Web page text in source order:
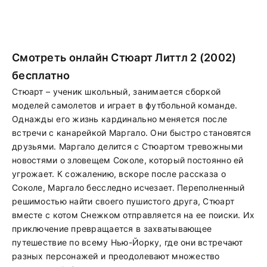
Смотреть онлайн Стюарт Литтл 2 (2002)
бесплатно
Стюарт – ученик школьный, занимается сборкой
моделей самолетов и играет в футбольной команде.
Однажды его жизнь кардинально меняется после
встречи с канарейкой Маргало. Они быстро становятся
друзьями. Маргало делится с Стюартом тревожными
новостями о зловещем Соколе, который постоянно ей
угрожает. К сожалению, вскоре после рассказа о
Соколе, Маргало бесследно исчезает. Переполненный
решимостью найти своего пушистого друга, Стюарт
вместе с котом Снежком отправляется на ее поиски. Их
приключение превращается в захватывающее
путешествие по всему Нью-Йорку, где они встречают
разных персонажей и преодолевают множество